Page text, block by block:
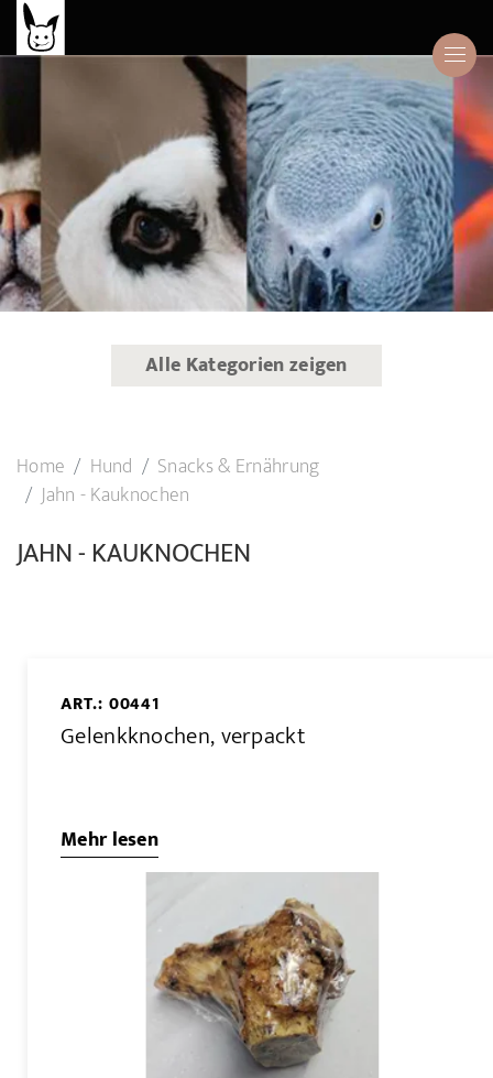
Alle Kategorien zeigen
Home Hund
Snacks & Ernährung
Jahn - Kauknochen
JAHN - KAUKNOCHEN
ART.: 00441
Gelenkknochen, verpackt
Mehr lesen